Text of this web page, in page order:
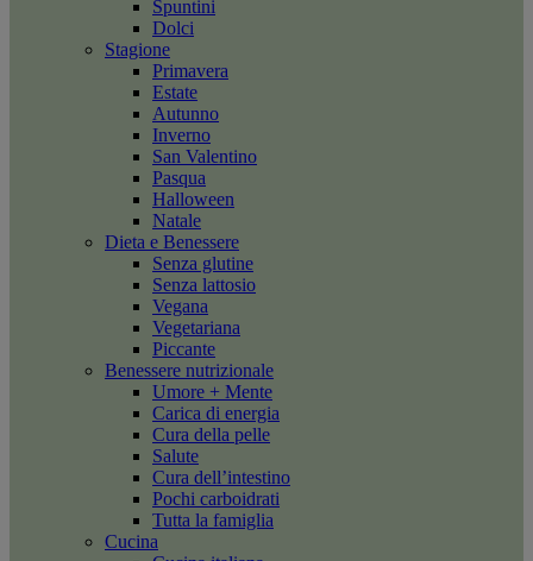
Spuntini
Dolci
Stagione
Primavera
Estate
Autunno
Inverno
San Valentino
Pasqua
Halloween
Natale
Dieta e Benessere
Senza glutine
Senza lattosio
Vegana
Vegetariana
Piccante
Benessere nutrizionale
Umore + Mente
Carica di energia
Cura della pelle
Salute
Cura dell’intestino
Pochi carboidrati
Tutta la famiglia
Cucina